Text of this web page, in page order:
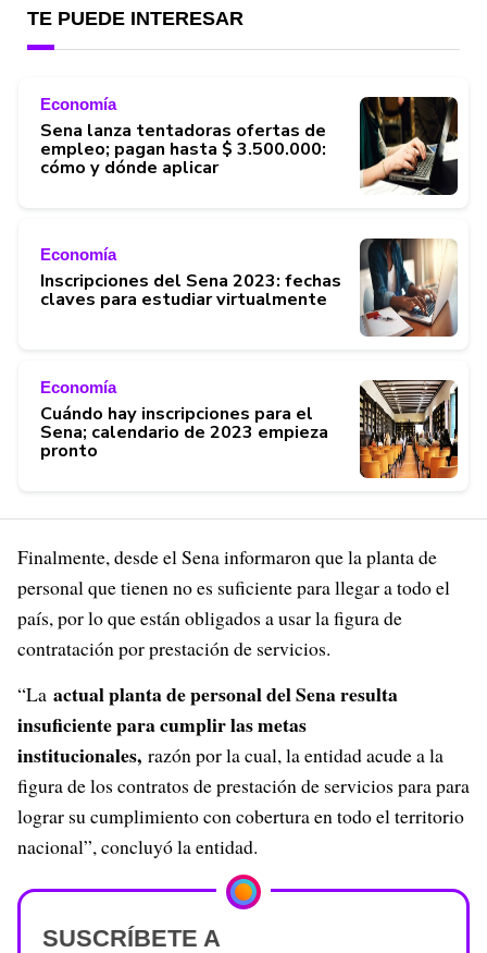
TE PUEDE INTERESAR
Economía
Sena lanza tentadoras ofertas de
empleo; pagan hasta $ 3.500.000:
cómo y dónde aplicar
Economía
Inscripciones del Sena 2023: fechas
claves para estudiar virtualmente
Economía
Cuándo hay inscripciones para el
Sena; calendario de 2023 empieza
pronto
Finalmente, desde el Sena informaron que la planta de
personal que tienen no es suficiente para llegar a todo el
país, por lo que están obligados a usar la figura de
contratación por prestación de servicios.
“La actual planta de personal del Sena resulta
insuficiente para cumplir las metas
institucionales, razón por la cual, la entidad acude a la
figura de los contratos de prestación de servicios para para
lograr su cumplimiento con cobertura en todo el territorio
nacional”, concluyó la entidad.
SUSCRÍBETE A